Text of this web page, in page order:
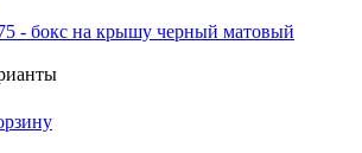
- бокс на крышу черный матовый